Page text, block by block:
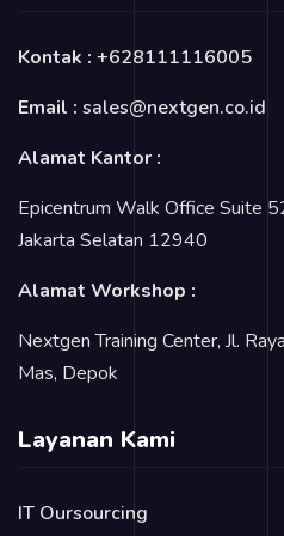
Kontak : +628111116005
Email : sales@nextgen.co.id
Alamat Kantor :
Epicentrum Walk Office Suite
Jakarta Selatan 12940
Alamat Workshop :
Nextgen Training Center, Jl.
Mas, Depok
Layanan Kami
IT Oursourcing